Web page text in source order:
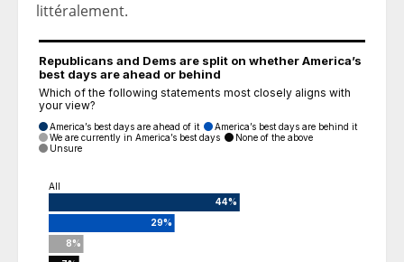
littéralement.